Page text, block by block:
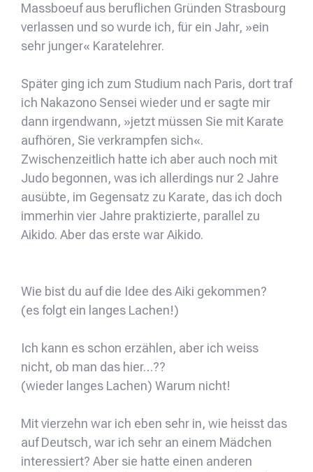
Massboeuf aus beruflichen Gründen Strasbourg
verlassen und so wurde ich, für ein Jahr, »ein
sehr junger« Karatelehrer.
Später ging ich zum Studium nach Paris, dort traf
ich Nakazono Sensei wieder und er sagte mir
dann irgendwann, »jetzt müssen Sie mit Karate
aufhören, Sie verkrampfen sich«.
Zwischenzeitlich hatte ich aber auch noch mit
Judo begonnen, was ich allerdings nur 2 Jahre
ausübte, im Gegensatz zu Karate, das ich doch
immerhin vier Jahre praktizierte, parallel zu
Aikido. Aber das erste war Aikido.
Wie bist du auf die Idee des Aiki gekommen?
(es folgt ein langes Lachen!)
Ich kann es schon erzählen, aber ich weiss
nicht, ob man das hier…??
(wieder langes Lachen) Warum nicht!
Mit vierzehn war ich eben sehr in, wie heisst das
auf Deutsch, war ich sehr an einem Mädchen
interessiert? Aber sie hatte einen anderen